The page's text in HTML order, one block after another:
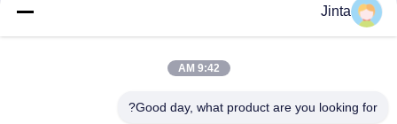
Jinta
9:42 AM
Good day, what product are you looking for?